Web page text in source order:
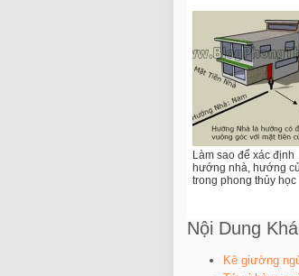
Làm sao để xác định
hướng nhà, hướng
trong phong thủy học
Nội Dung
Kê giường